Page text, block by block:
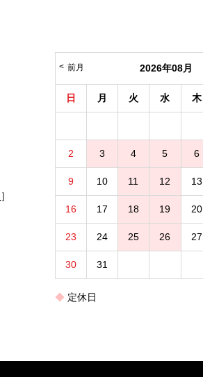
］
2026年08月
前月
日 月 火 水 木
2 3 4 5 6
9 10 11 12 13
16 17 18 19 20
23 24 25 26 27
30 31
定休日